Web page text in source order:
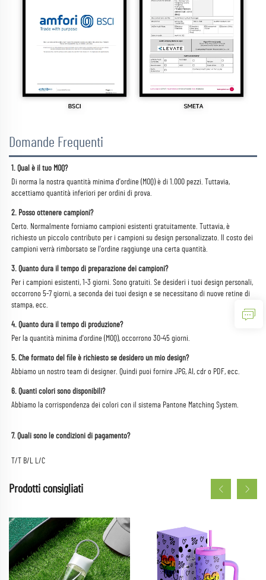
Domande Frequenti
1. Qual è il tuo MOQ?
Di norma la nostra quantità minima d'ordine (MOQ) è di 1.000 pezzi. Tuttavia,
accettiamo quantità inferiori per ordini di prova.
2. Posso ottenere campioni?
Certo. Normalmente forniamo campioni esistenti gratuitamente. Tuttavia, è
richiesto un piccolo contributo per i campioni su design personalizzato. Il costo dei
campioni verrà rimborsato se l'ordine raggiunge una certa quantità.
3. Quanto dura il tempo di preparazione dei campioni?
Per i campioni esistenti, 1-3 giorni. Sono gratuiti. Se desideri i tuoi design personali,
occorrono 5-7 giorni, a seconda dei tuoi design e se necessitano di nuove retine di
stampa, ecc.
4. Quanto dura il tempo di produzione?
Per la quantità minima d'ordine (MOQ), occorrono 30-45 giorni.
5. Che formato del file è richiesto se desidero un mio design?
Abbiamo un nostro team di designer. Quindi puoi fornire JPG, AI, cdr o PDF, ecc.
6. Quanti colori sono disponibili?
Abbiamo la corrispondenza dei colori con il sistema Pantone Matching System.
7. Quali sono le condizioni di pagamento?
T/T B/L L/C
Prodotti consigliati